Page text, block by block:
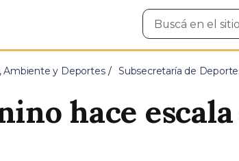
Buscar
en
Ambiente y Deportes Subsecretaría de
hace